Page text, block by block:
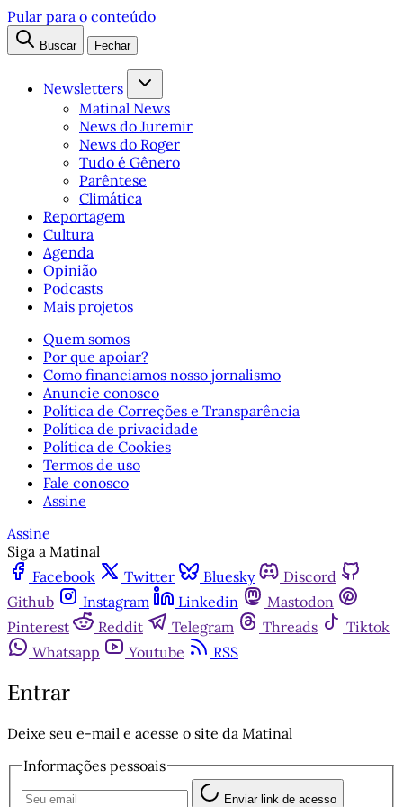
Pular para o conteúdo
Buscar Fechar
Newsletters
Matinal News
News do Juremir
News do Roger
Tudo é Gênero
Parêntese
Climática
Reportagem
Cultura
Agenda
Opinião
Podcasts
Mais projetos
Quem somos
Por que apoiar?
Como financiamos nosso jornalismo
Anuncie conosco
Política de Correções e Transparência
Política de privacidade
Política de Cookies
Termos de uso
Fale conosco
Assine
Assine
Siga a Matinal
Facebook
Twitter Bluesky
Discord
Github
Instagram Linkedin
Mastodon
Pinterest
Reddit Telegram Threads
Tiktok
Whatsapp
Youtube RSS
Entrar
Deixe seu e-mail e acesse o site da Matinal
Informações pessoais
Enviar link de acesso